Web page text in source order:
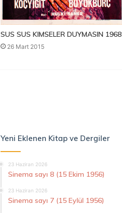
SUS SUS KIMSELER DUYMASIN 1968
26 Mart 2015
Yeni Eklenen Kitap ve Dergiler
23 Haziran 2026
Sinema sayı 8 (15 Ekim 1956)
23 Haziran 2026
Sinema sayı 7 (15 Eylül 1956)